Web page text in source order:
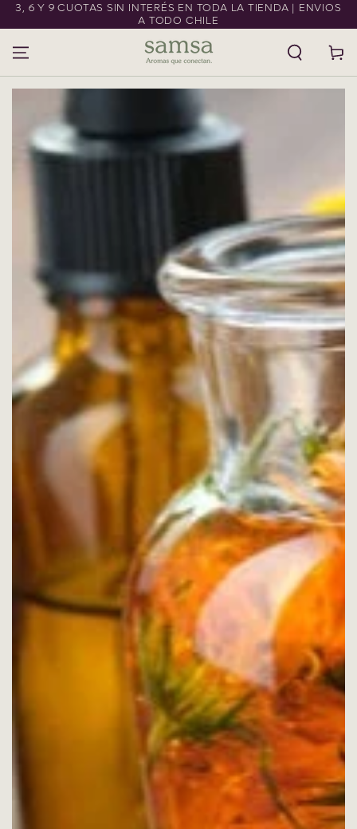
IR AL CONTENIDO
3, 6 Y 9 CUOTAS SIN INTERÉS EN TODA LA TIENDA | ENVIOS
A TODO CHILE
Carrito